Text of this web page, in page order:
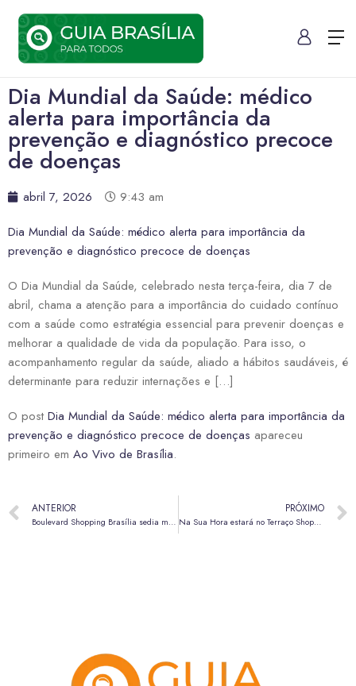
Dia Mundial da Saúde: médico
alerta para importância da
prevenção e diagnóstico precoce
de doenças
abril 7, 2026
9:43 am
Dia Mundial da Saúde: médico alerta para importância da
prevenção e diagnóstico precoce de doenças
O Dia Mundial da Saúde, celebrado nesta terça-feira, dia 7 de
abril, chama a atenção para a importância do cuidado contínuo
com a saúde como estratégia essencial para prevenir doenças e
melhorar a qualidade de vida da população. Para isso, o
acompanhamento regular da saúde, aliado a hábitos saudáveis, é
determinante para reduzir internações e […]
O post Dia Mundial da Saúde: médico alerta para importância da
prevenção e diagnóstico precoce de doenças apareceu
primeiro em Ao Vivo de Brasília.
ANTERIOR
Boulevard Shopping Brasília sedia mutirão de vacinação da Secretaria de Saúde
PRÓXIMO
Na Sua Hora estará no Terraço Shopping nesta quarta-feira (8) e quinta-feira (9)